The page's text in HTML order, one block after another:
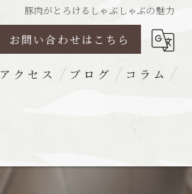
豚肉がとろけるしゃぶしゃぶの魅力
お問い合わせはこちら
アクセス ブログ コラム